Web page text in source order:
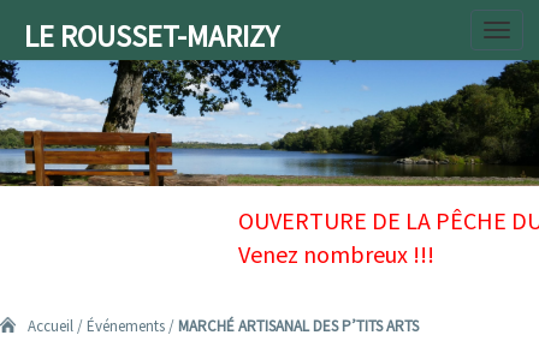
LE ROUSSET-MARIZY
Accueil/ Événements/ MARCHÉ ARTISANAL DES P’TITS ARTS